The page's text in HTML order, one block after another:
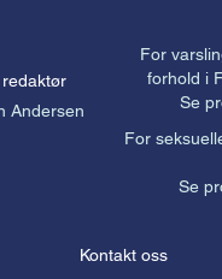
Kontakt oss
Andersen
For
forhold i
Se
For
Se